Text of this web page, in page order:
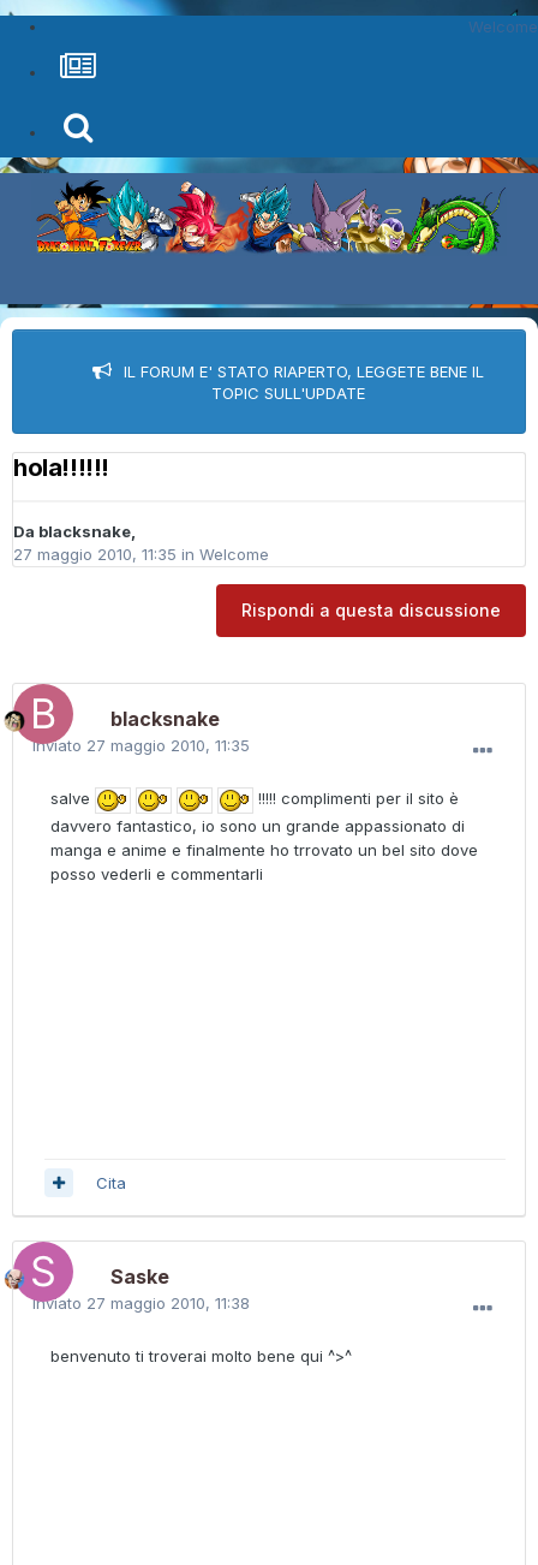
Welcome
IL FORUM E' STATO RIAPERTO, LEGGETE BENE IL
TOPIC SULL'UPDATE
hola!!!!!!
Da blacksnake,
27 maggio 2010, 11:35 in Welcome
Rispondi a questa discussione
blacksnake
Inviato 27 maggio 2010, 11:35
salve
!!!!! complimenti per il sito è
davvero fantastico, io sono un grande appassionato di
manga e anime e finalmente ho trrovato un bel sito dove
posso vederli e commentarli
Cita
Saske
Inviato 27 maggio 2010, 11:38
benvenuto ti troverai molto bene qui ^>^